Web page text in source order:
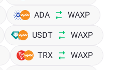
ADA WAXP
USDT WAXP
TRX WAXP